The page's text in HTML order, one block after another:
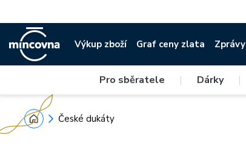
Výkup zboží Graf ceny zlata Zprávy
Pro sběratele | Dárky |
České dukáty
V drahých kovech se zrcadlí tisíc let